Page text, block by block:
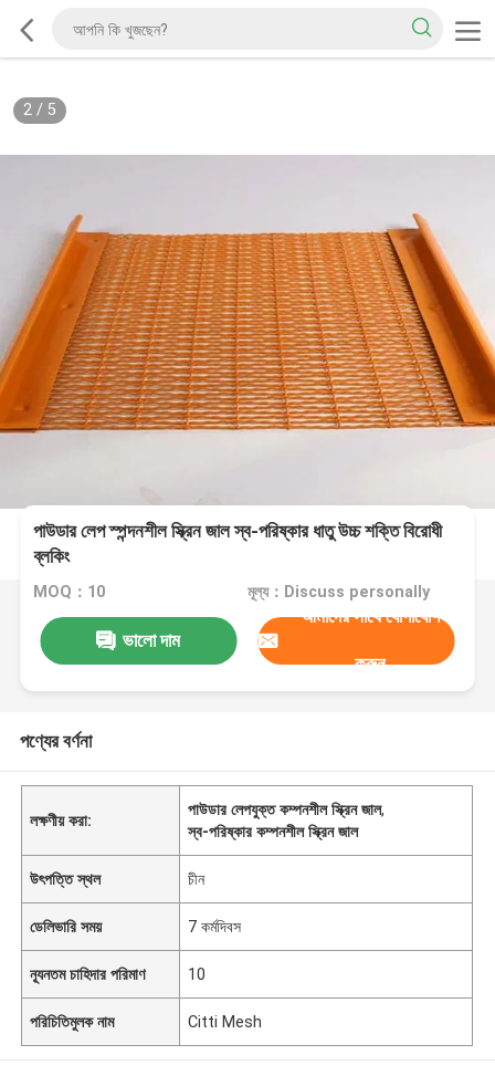
2/ 5
পাউডার লেপ স্পন্দনশীল স্ক্রিন জাল স্ব-পরিষ্কার ধাতু উচ্চ শক্তি বিরোধী
ব্লকিং
MOQ：10 মূল্য：Discuss personally
ভালো দাম
আমাদের সাথে যোগাযোগ
করুন
পণ্যের বর্ণনা
লক্ষণীয় করা:
পাউডার লেপযুক্ত কম্পনশীল স্ক্রিন জাল,
স্ব-পরিষ্কার কম্পনশীল স্ক্রিন জাল
উৎপত্তি স্থল চীন
ডেলিভারি সময় 7 কর্মদিবস
ন্যূনতম চাহিদার পরিমাণ 10
পরিচিতিমুলক নাম Citti Mesh